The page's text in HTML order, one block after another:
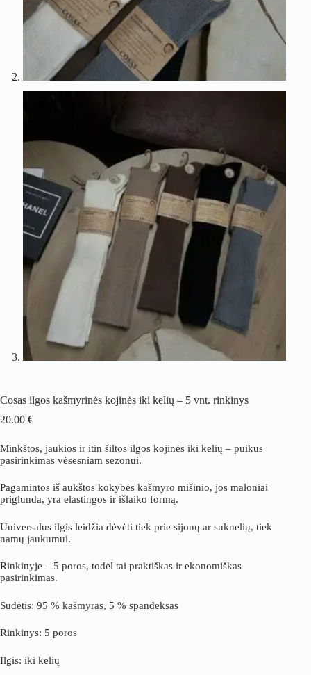
Cosas ilgos kašmyrinės kojinės iki kelių – 5 vnt. rinkinys
20.00 €
Minkštos, jaukios ir itin šiltos ilgos kojinės iki kelių – puikus
pasirinkimas vėsesniam sezonui.
Pagamintos iš aukštos kokybės kašmyro mišinio, jos maloniai
priglunda, yra elastingos ir išlaiko formą.
Universalus ilgis leidžia dėvėti tiek prie sijonų ar suknelių, tiek
namų jaukumui.
Rinkinyje – 5 poros, todėl tai praktiškas ir ekonomiškas
pasirinkimas.
Sudėtis: 95 % kašmyras, 5 % spandeksas
Rinkinys: 5 poros
Ilgis: iki kelių